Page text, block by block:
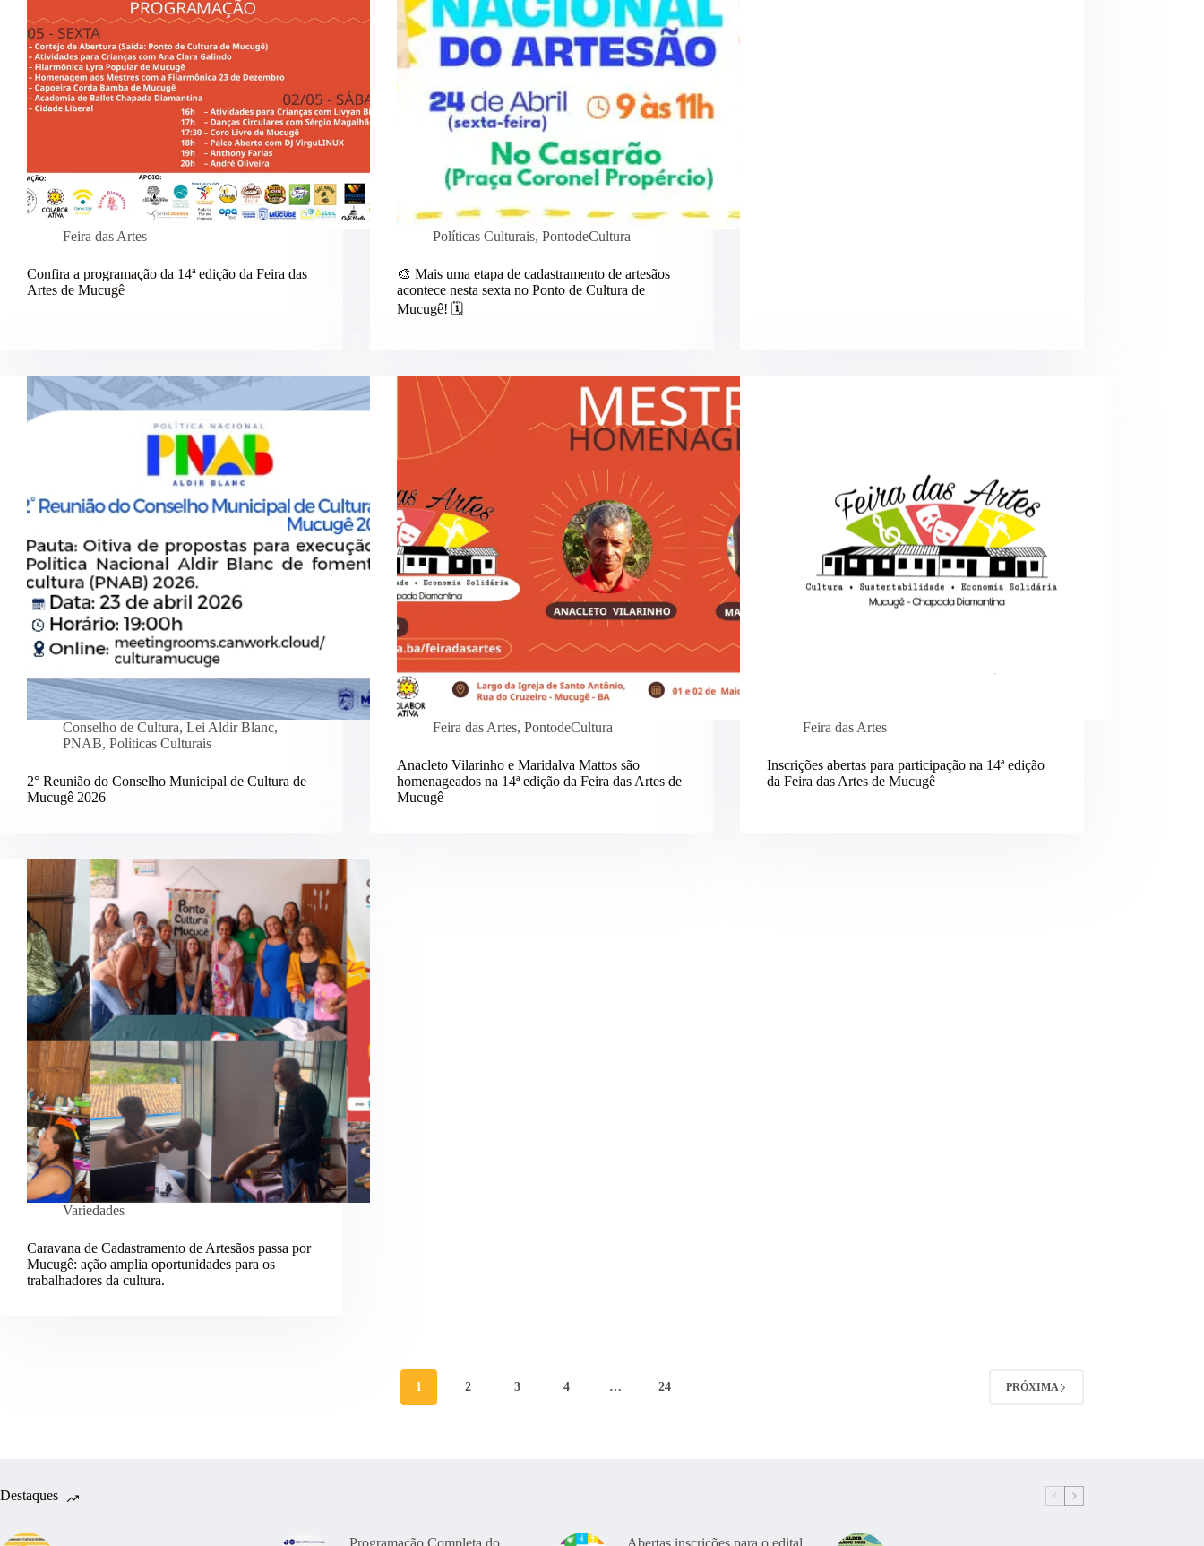
Feira das Artes
Confira a programação da 14ª edição da Feira das
Artes de Mucugê
Políticas Culturais,PontodeCultura
🎨 Mais uma etapa de cadastramento de artesãos
acontece nesta sexta no Ponto de Cultura de
Mucugê! 🗓
Conselho de Cultura, Lei Aldir Blanc,
PNAB, Políticas Culturais
2° Reunião do Conselho Municipal de Cultura de
Mucugê 2026
Feira das Artes,PontodeCultura
Anacleto Vilarinho e Maridalva Mattos são
homenageados na 14ª edição da Feira das Artes de
Mucugê
Feira das Artes
Inscrições abertas para participação na 14ª edição
da Feira das Artes de Mucugê
Variedades
Caravana de Cadastramento de Artesãos passa por
Mucugê: ação amplia oportunidades para os
trabalhadores da cultura.
1 2 3 4 … 24 PRÓXIMA
Destaques
Programação Completa do Abertas inscrições para o edital